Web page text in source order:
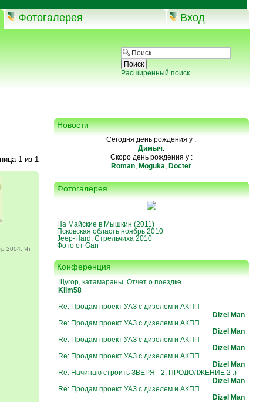
Фотогалерея Вход
Расширенный поиск
1из 1
2004, Чт
Новости
Сегодня день рождения у :
Димыч.
Скоро день рождения у :
Roman, Moguka, Docter
Фотогалерея
На Майские в Мышкин (2011)
Псковская область ноябрь 2010
Jeep-Hard: Стрельчиха 2010
Фото от Gan
Конференция
Щугор, катамараны. Отчет о поездке
Klim58
Re: Продам проект УАЗ с дизелем и АКПП
Dizel Man
Re: Продам проект УАЗ с дизелем и АКПП
Dizel Man
Re: Продам проект УАЗ с дизелем и АКПП
Dizel Man
Re: Продам проект УАЗ с дизелем и АКПП
Dizel Man
Re: Начинаю строить ЗВЕРЯ - 2. ПРОДОЛЖЕНИЕ 2 :)
Dizel Man
Re: Продам проект УАЗ с дизелем и АКПП
Dizel Man